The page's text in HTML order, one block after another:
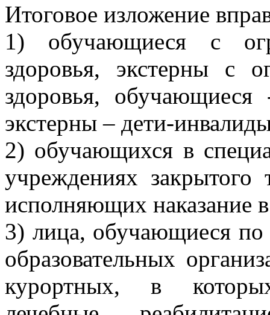
Итоговое изложение
1) обучающиеся с
здоровья, экстерны с
здоровья,
экстерны – дети-
2) обучающихся в
учреждениях
исполняющих наказание
3) лица, обучающиеся по
образовательных
курортных, в